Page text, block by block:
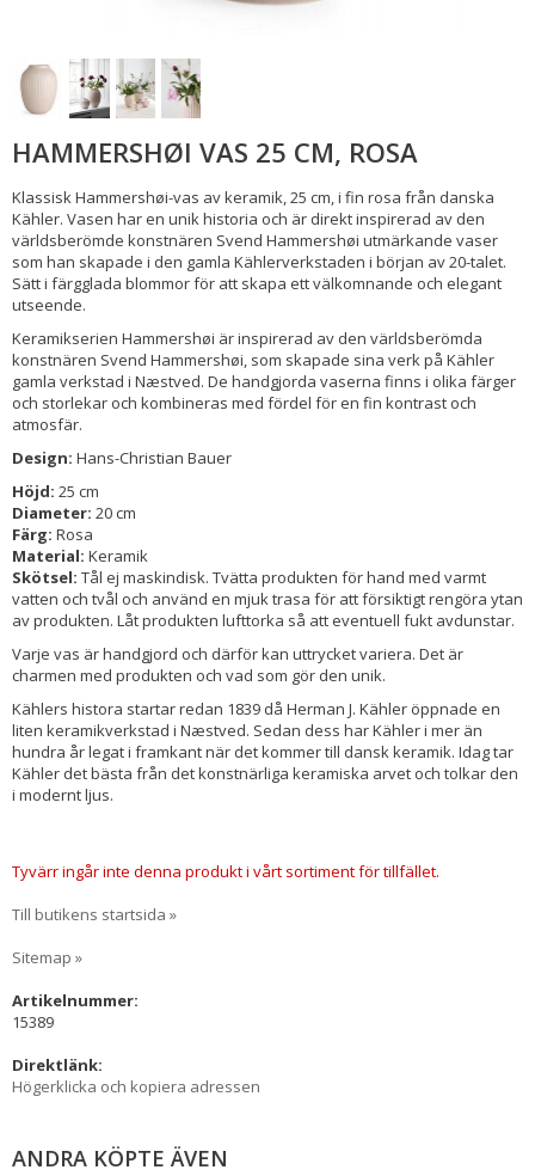
HAMMERSHØI VAS 25 CM, ROSA
Klassisk Hammershøi-vas av keramik, 25 cm, i fin rosa från danska
Kähler. Vasen har en unik historia och är direkt inspirerad av den
världsberömde konstnären Svend Hammershøi utmärkande vaser
som han skapade i den gamla Kählerverkstaden i början av 20-talet.
Sätt i färgglada blommor för att skapa ett välkomnande och elegant
utseende.
Keramikserien Hammershøi är inspirerad av den världsberömda
konstnären Svend Hammershøi, som skapade sina verk på Kähler
gamla verkstad i Næstved. De handgjorda vaserna finns i olika färger
och storlekar och kombineras med fördel för en fin kontrast och
atmosfär.
Design: Hans-Christian Bauer
Höjd: 25 cm
Diameter: 20 cm
Färg: Rosa
Material: Keramik
Skötsel: Tål ej maskindisk. Tvätta produkten för hand med varmt
vatten och tvål och använd en mjuk trasa för att försiktigt rengöra ytan
av produkten. Låt produkten lufttorka så att eventuell fukt avdunstar.
Varje vas är handgjord och därför kan uttrycket variera. Det är
charmen med produkten och vad som gör den unik.
Kählers histora startar redan 1839 då Herman J. Kähler öppnade en
liten keramikverkstad i Næstved. Sedan dess har Kähler i mer än
hundra år legat i framkant när det kommer till dansk keramik. Idag tar
Kähler det bästa från det konstnärliga keramiska arvet och tolkar den
i modernt ljus.
Tyvärr ingår inte denna produkt i vårt sortiment för tillfället.
Till butikens startsida »
Sitemap »
Artikelnummer:
15389
Direktlänk:
Högerklicka och kopiera adressen
ANDRA KÖPTE ÄVEN